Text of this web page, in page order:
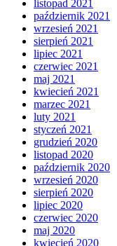
listopad 2021
październik 2021
wrzesień 2021
sierpień 2021
lipiec 2021
czerwiec 2021
maj 2021
kwiecień 2021
marzec 2021
luty 2021
styczeń 2021
grudzień 2020
listopad 2020
październik 2020
wrzesień 2020
sierpień 2020
lipiec 2020
czerwiec 2020
maj 2020
kwiecień 2020